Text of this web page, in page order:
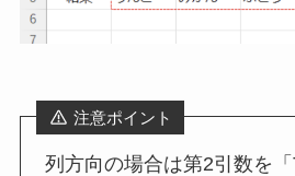
注意ポイント
列方向の場合は第2引数を